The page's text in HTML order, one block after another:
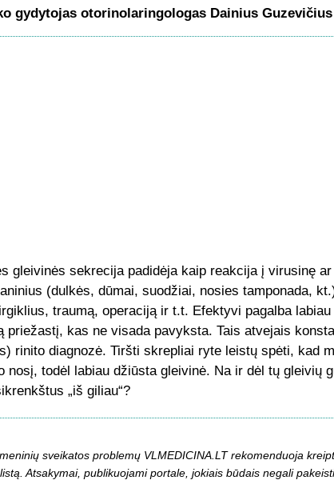
gydytojas otorinolaringologas Dainius Guzevičius
gleivinės sekrecija padidėja kaip reakcija į virusinę
(dulkės, dūmai, suodžiai, nosies tamponada,
traumą, operaciją ir t.t. Efektyvi pagalba
priežastį, kas ne visada pavyksta. Tais atvejais
rinito diagnozė. Tiršti skrepliai ryte leistų spėti, kad
nosį, todėl labiau džiūsta gleivinė. Na ir dėl tų gleivių
„iš giliau“?
sveikatos problemų VLMEDICINA.LT rekomenduoja
Atsakymai, publikuojami portale, jokiais būdais negali